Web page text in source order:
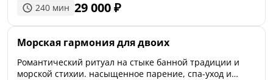
240 мин 29 000₽
Морская гармония для двоих
Романтический ритуал на стыке банной традиции и
морской стихии. насыщенное парение, спа-уход и